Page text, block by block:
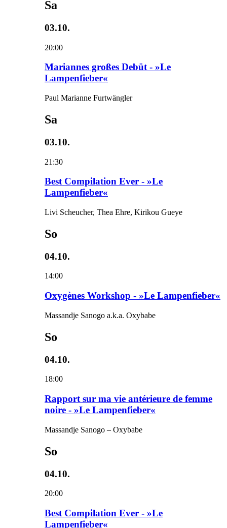
Sa
03.10.
20:00
Mariannes großes Debüt - »Le
Lampenfieber«
Paul Marianne Furtwängler
Sa
03.10.
21:30
Best Compilation Ever - »Le
Lampenfieber«
Livi Scheucher, Thea Ehre, Kirikou Gueye
So
04.10.
14:00
Oxygènes Workshop - »Le Lampenfieber«
Massandje Sanogo a.k.a. Oxybabe
So
04.10.
18:00
Rapport sur ma vie antérieure de femme
noire - »Le Lampenfieber«
Massandje Sanogo – Oxybabe
So
04.10.
20:00
Best Compilation Ever - »Le
Lampenfieber«